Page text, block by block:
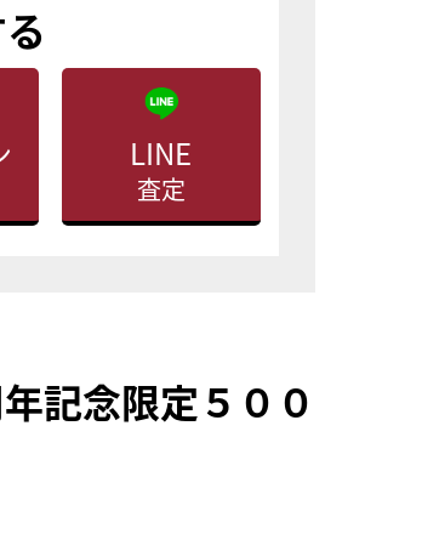
LINE
査定
記念限定５００